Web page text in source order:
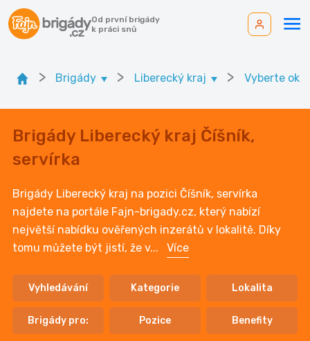
Od první brigády
k práci snů
> Brigády > Liberecký kraj > Vyberte
Brigády Liberecký kraj Číšník,
servírka
Brigády Liberecký kraj na pozici Číšník, servírka
najdete na portále Fajn-brigady.cz, který nabízí
největší nabídku ověřených inzerátů v lokalitě. Díky
tomu můžete být jistí, že v... Více
Vyhledávání Kategorie Lokalita
Brigády pro: Pozice Benefity